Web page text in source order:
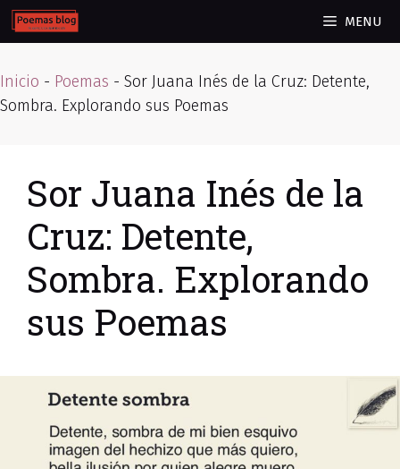
Skip
to
MENU
Inicio - Poemas - Sor Juana Inés de la Cruz: Detente,
Sombra. Explorando sus Poemas
Sor Juana Inés de la
Cruz: Detente,
Sombra. Explorando
sus Poemas